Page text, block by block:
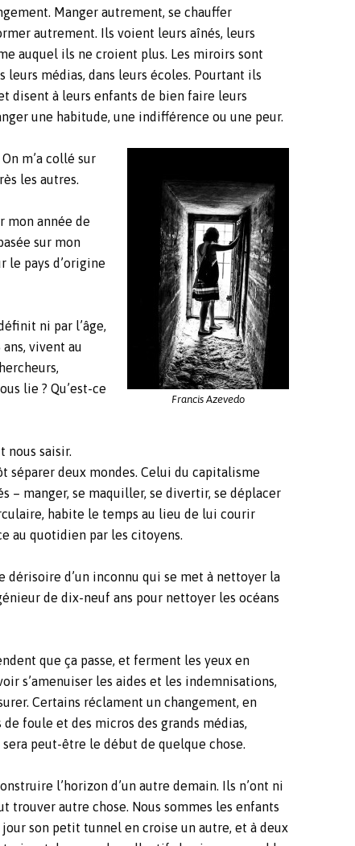
Manger autrement, se chauffer
autrement. Ils voient leurs aînés, leurs
auquel ils ne croient plus. Les miroirs sont
leurs médias, dans leurs écoles. Pourtant ils
disent à leurs enfants de bien faire leurs
une habitude, une indifférence ou une peur.
Francis Azevedo
m’a collé sur
les autres.
mon année de
sur mon
le pays d’origine
ni par l’âge,
vivent au
lie ? Qu’est-ce
nous saisir.
deux mondes. Celui du capitalisme
– manger, se maquiller, se divertir, se déplacer
habite le temps au lieu de lui courir
au quotidien par les citoyens.
dérisoire d’un inconnu qui se met à nettoyer la
de dix-neuf ans pour nettoyer les océans
que ça passe, et ferment les yeux en
s’amenuiser les aides et les indemnisations,
Certains réclament un changement, en
foule et des micros des grands médias,
peut-être le début de quelque chose.
l’horizon d’un autre demain. Ils n’ont ni
autre chose. Nous sommes les enfants
son petit tunnel en croise un autre, et à deux